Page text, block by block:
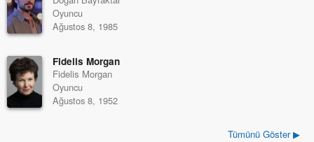
Oyuncu
Ağustos 8, 1985
Fidelis Morgan
Fidelis Morgan
Oyuncu
Ağustos 8, 1952
Tümünü Göster ▶